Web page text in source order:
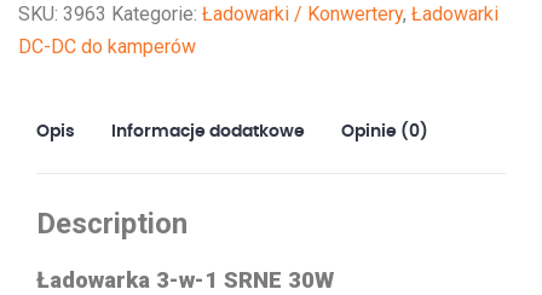
SRNE:
Sieć
Alternator
SKU: 3963 Kategorie: Ładowarki / Konwertery, Ładowarki
DC-DC do kamperów
Opis Informacje dodatkowe Opinie (0)
Description
Ładowarka 3-w-1 SRNE 30W